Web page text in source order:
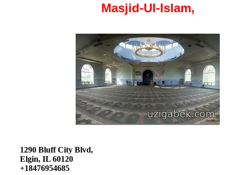
Masjid-Ul-Islam,
1290 Bluff City Blvd,
Elgin, IL 60120
+18476954685